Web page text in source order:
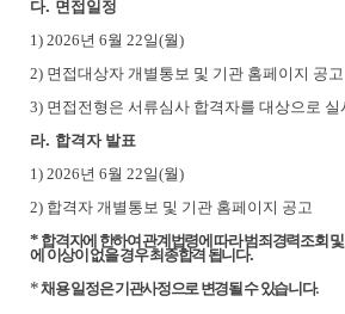
다. 면접일정
1) 2026년 6월 22일(월)
2) 면접대상자 개별통보 및 기관 홈페이지 공고
3) 면접전형은 서류심사 합격자를 대상으로 실
라. 합격자 발표
1) 2026년 6월 22일(월)
2) 합격자 개별통보 및 기관 홈페이지 공고
* 합격자에 한하여 관계법령에 따라 범죄경력조회
에 이상이 없을 경우 최종합격 됩니다.
*채용 일정은 기관사정으로 변경될 수 있습니다.